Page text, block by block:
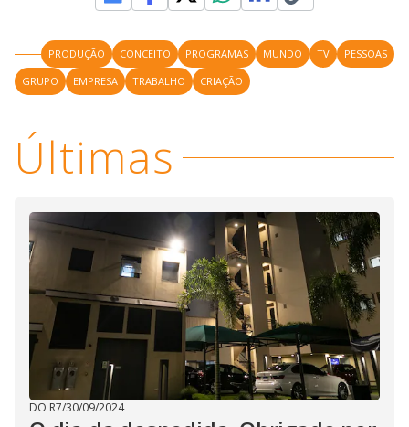
PRODUÇÃO CONCEITO PROGRAMAS MUNDO TV
PESSOAS
GRUPO
EMPRESA TRABALHO CRIAÇÃO
Últimas
DO R7/30/09/2024